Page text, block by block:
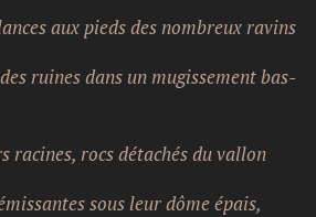
aux pieds des nombreux ravins
ruines dans un mugissement bas-
racines, rocs détachés du vallon
sous leur dôme épais,